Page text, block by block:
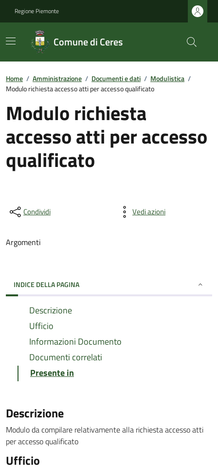
Regione Piemonte
Comune di Ceres
Home / Amministrazione / Documenti e dati / Modulistica /
Modulo richiesta accesso atti per accesso qualificato
Modulo richiesta
accesso atti per accesso
qualificato
Condividi Vedi azioni
Argomenti
INDICE DELLA PAGINA
Descrizione
Ufficio
Informazioni Documento
Documenti correlati
Presente in
Descrizione
Modulo da compilare relativamente alla richiesta accesso atti
per accesso qualificato
Ufficio